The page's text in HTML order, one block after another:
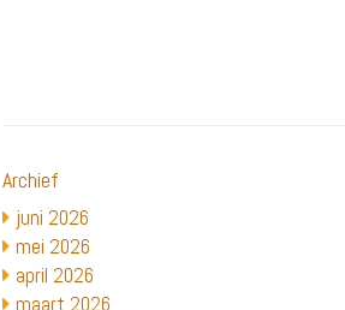
Archief
juni 2026
mei 2026
april 2026
maart 2026